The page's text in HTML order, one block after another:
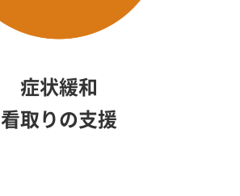
症状緩和
看取りの支援